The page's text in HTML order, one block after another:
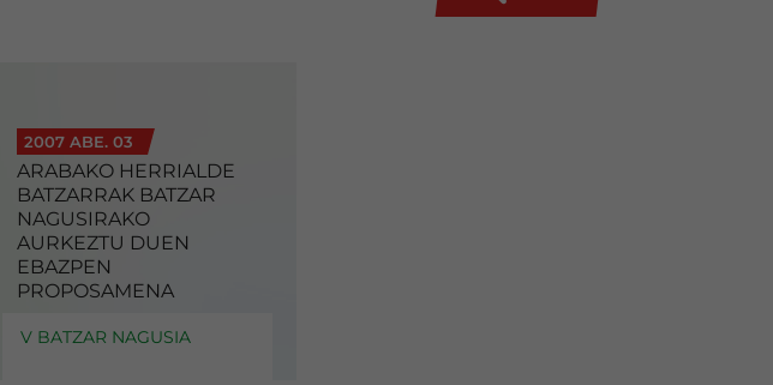
2007 ABE. 03
ARABAKO HERRIALDE
BATZARRAK BATZAR
NAGUSIRAKO
AURKEZTU DUEN
EBAZPEN
PROPOSAMENA
V BATZAR NAGUSIA